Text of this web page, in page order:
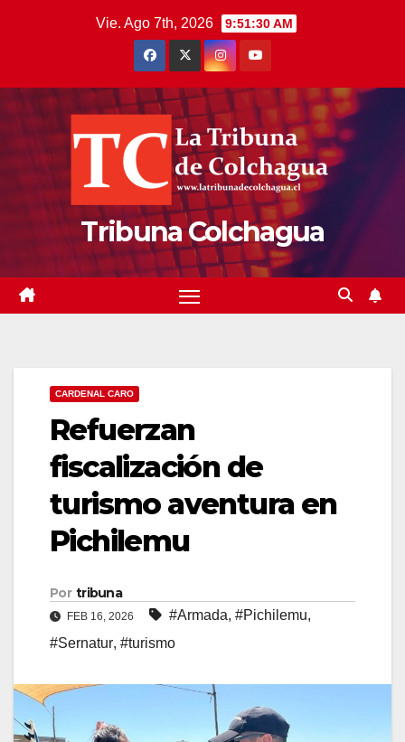
Vie. Ago 7th, 2026 9:51:31 AM
Tribuna Colchagua
CARDENAL CARO
Refuerzan
fiscalización de
turismo aventura en
Pichilemu
Por tribuna
FEB 16, 2026 #Armada, #Pichilemu,
#Sernatur, #turismo